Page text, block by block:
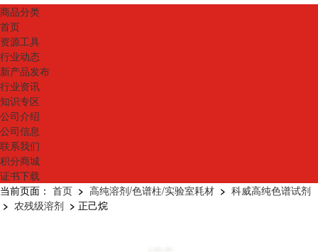
商品分类
首页
资源工具
行业动态
新产品发布
行业资讯
知识专区
公司介绍
公司信息
联系我们
积分商城
证书下载
当前页面： 首页 > 高纯溶剂/色谱柱/实验室耗材 > 科威高纯色谱试剂
> 农残级溶剂 > 正己烷